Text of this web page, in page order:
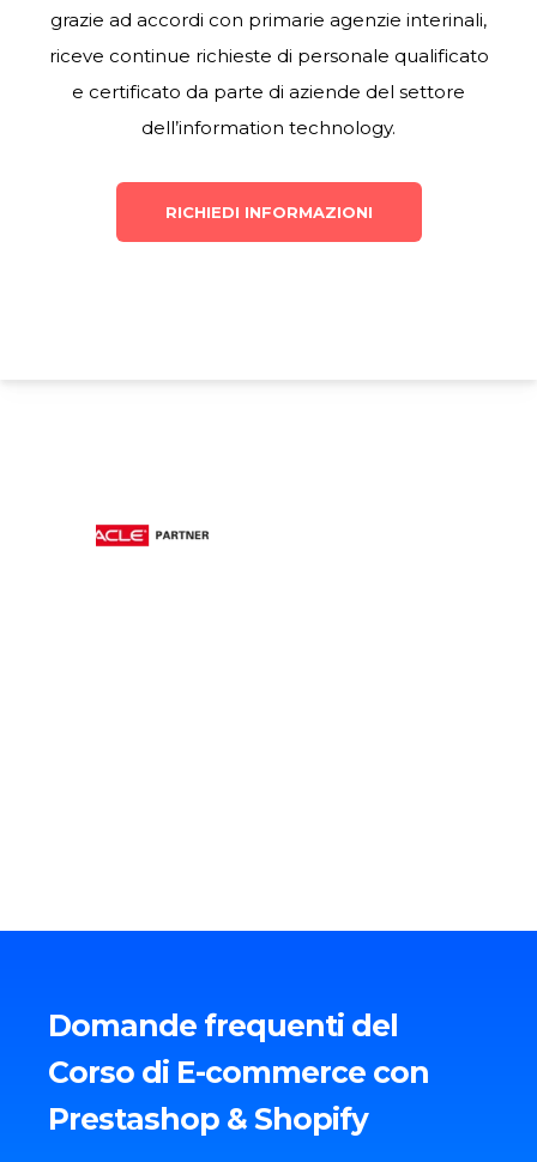
grazie ad accordi con primarie agenzie interinali,
riceve continue richieste di personale qualificato
e certificato da parte di aziende del settore
dell’information technology.
RICHIEDI INFORMAZIONI
Domande frequenti del
Corso di E-commerce con
Prestashop & Shopify